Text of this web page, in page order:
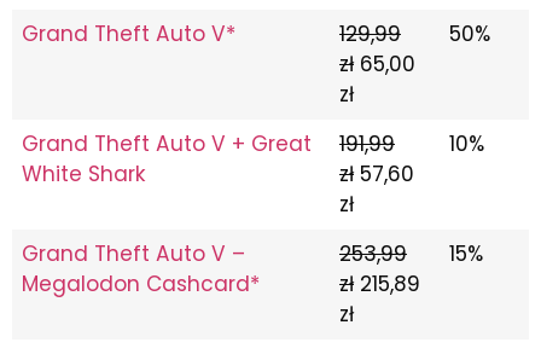
Grand Theft Auto V*
129,99
zł 65,00
zł
50%
Grand Theft Auto V + Great
White Shark
191,99
zł 57,60
zł
10%
Grand Theft Auto V –
Megalodon Cashcard*
253,99
zł 215,89
zł
15%